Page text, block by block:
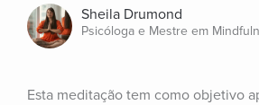
Sheila Drumond
Psicóloga e Mestre em
Esta meditação tem como objetivo